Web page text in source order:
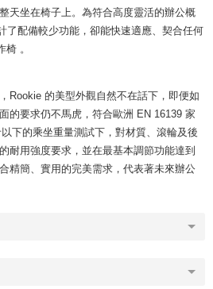
天坐在椅子上。為符合高度靈活的辦公概
了配備較少功能，卻能快速適應、契合任何
。
Rookie 的美型外觀自然不在話下，即便如
的要求仍不馬虎，符合歐洲 EN 16139 家
下的乘坐重量測試下，對材質、滾輪及後
耐用強度要求，並在最基本調節功能達到
精簡、實用的完美需求，代表著未來辦公